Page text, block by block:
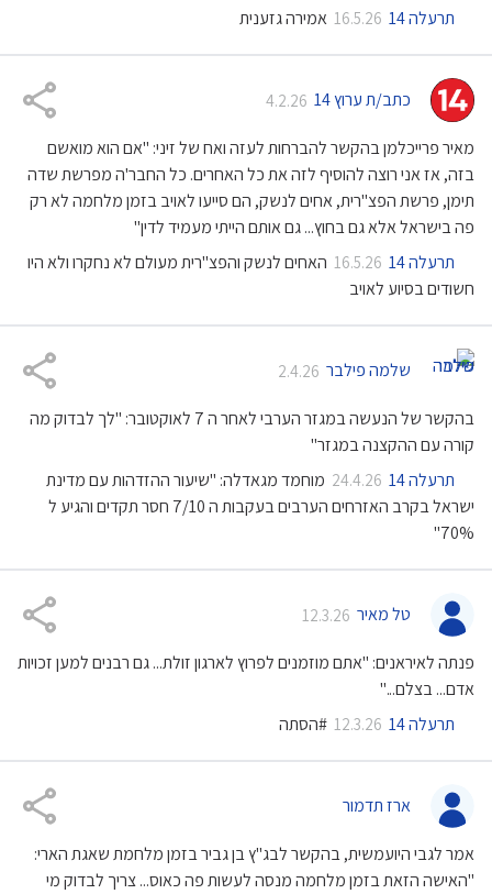
תרעלה 14
16.5.26 אמירה גזענית
כתב/ת ערוץ 14 4.2.26
מאיר פרייכלמן בהקשר להברחות לעזה ואח של זיני: "אם הוא מואשם
בזה, אז אני רוצה להוסיף לזה את כל האחרים. כל החבר'ה מפרשת שדה
תימן, פרשת הפצ"רית, אחים לנשק, הם סייעו לאויב בזמן מלחמה לא רק
פה בישראל אלא גם בחוץ... גם אותם הייתי מעמיד לדין"
תרעלה 14
16.5.26 האחים לנשק והפצ"רית מעולם לא נחקרו ולא היו
חשודים בסיוע לאויב
שלמה פילבר 2.4.26
בהקשר של הנעשה במגזר הערבי לאחר ה 7 לאוקטובר: "לך לבדוק מה
קורה עם ההקצנה במגזר"
תרעלה 14
24.4.26 מוחמד מגאדלה: "שיעור ההזדהות עם מדינת
ישראל בקרב האזרחים הערבים בעקבות ה 7/10 חסר תקדים והגיע ל
70%"
טל מאיר 12.3.26
פנתה לאיראנים: "אתם מוזמנים לפרוץ לארגון זולת... גם רבנים למען זכויות
אדם... בצלם..."
תרעלה 14
12.3.26 #הסתה
ארז תדמור
אמר לגבי היועמשית, בהקשר לבג"ץ בן גביר בזמן מלחמת שאגת הארי:
"האישה הזאת בזמן מלחמה מנסה לעשות פה כאוס... צריך לבדוק מי